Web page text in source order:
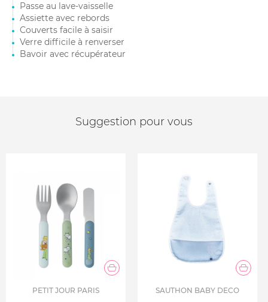
Passe au lave-vaisselle
Assiette avec rebords
Couverts facile à saisir
Verre difficile à renverser
Bavoir avec récupérateur
Suggestion pour vous
PETIT JOUR PARIS SAUTHON BABY DECO